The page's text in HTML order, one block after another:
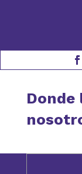
Donde